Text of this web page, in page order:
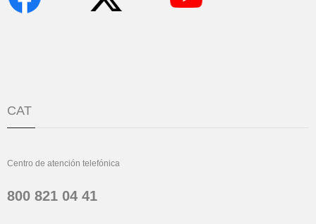
CAT
Centro de atención telefónica
800 821 04 41